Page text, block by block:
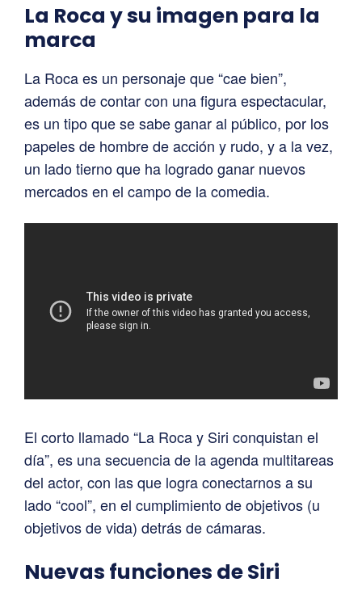
La Roca y su imagen para la
marca
La Roca es un personaje que “cae bien”,
además de contar con una figura espectacular,
es un tipo que se sabe ganar al público, por los
papeles de hombre de acción y rudo, y a la vez,
un lado tierno que ha logrado ganar nuevos
mercados en el campo de la comedia.
El corto llamado “La Roca y Siri conquistan el
día”, es una secuencia de la agenda multitareas
del actor, con las que logra conectarnos a su
lado “cool”, en el cumplimiento de objetivos (u
objetivos de vida) detrás de cámaras.
Nuevas funciones de Siri